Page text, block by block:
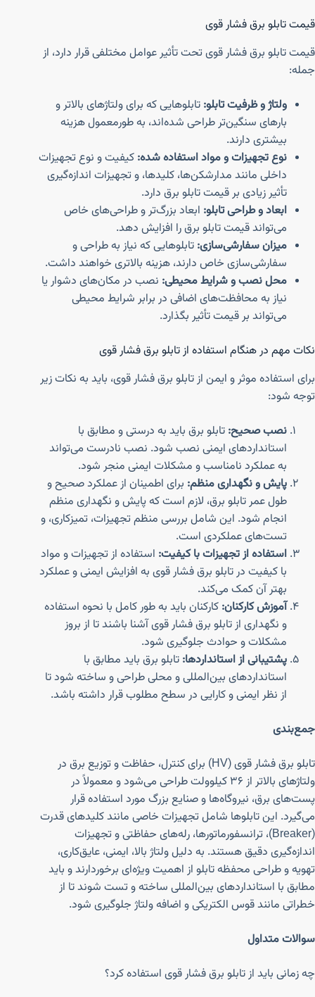
قیمت تابلو برق فشار قوی
قیمت تابلو برق فشار قوی تحت تأثیر عوامل مختلفی قرار دارد، از
جمله:
ولتاژ و ظرفیت تابلو: تابلوهایی که برای ولتاژهای بالاتر و
بارهای سنگین‌تر طراحی شده‌اند، به طورمعمول هزینه
بیشتری دارند.
نوع تجهیزات و مواد استفاده شده: کیفیت و نوع تجهیزات
داخلی مانند مدارشکن‌ها، کلیدها، و تجهیزات اندازه‌گیری
تأثیر زیادی بر قیمت تابلو برق دارد.
ابعاد و طراحی تابلو: ابعاد بزرگ‌تر و طراحی‌های خاص
می‌تواند قیمت تابلو برق را افزایش دهد.
میزان سفارشی‌سازی: تابلوهایی که نیاز به طراحی و
سفارشی‌سازی خاص دارند، هزینه بالاتری خواهند داشت.
محل نصب و شرایط محیطی: نصب در مکان‌های دشوار یا
نیاز به محافظت‌های اضافی در برابر شرایط محیطی
می‌تواند بر قیمت تأثیر بگذارد.
نکات مهم در هنگام استفاده از تابلو برق فشار قوی
برای استفاده موثر و ایمن از تابلو برق فشار قوی، باید به نکات زیر
توجه شود:
نصب صحیح: تابلو برق باید به درستی و مطابق با
استانداردهای ایمنی نصب شود. نصب نادرست می‌تواند
به عملکرد نامناسب و مشکلات ایمنی منجر شود.
پایش و نگهداری منظم: برای اطمینان از عملکرد صحیح و
طول عمر تابلو برق، لازم است که پایش و نگهداری منظم
انجام شود. این شامل بررسی منظم تجهیزات، تمیزکاری، و
تست‌های عملکردی است.
استفاده از تجهیزات با کیفیت: استفاده از تجهیزات و مواد
با کیفیت در تابلو برق فشار قوی به افزایش ایمنی و عملکرد
بهتر آن کمک می‌کند.
آموزش کارکنان: کارکنان باید به طور کامل با نحوه استفاده
و نگهداری از تابلو برق فشار قوی آشنا باشند تا از بروز
مشکلات و حوادث جلوگیری شود.
پشتیبانی از استانداردها: تابلو برق باید مطابق با
استانداردهای بین‌المللی و محلی طراحی و ساخته شود تا
از نظر ایمنی و کارایی در سطح مطلوب قرار داشته باشد.
جمع‌بندی
تابلو برق فشار قوی (HV) برای کنترل، حفاظت و توزیع برق در
ولتاژهای بالاتر از ۳۶ کیلوولت طراحی می‌شود و معمولاً در
پست‌های برق، نیروگاه‌ها و صنایع بزرگ مورد استفاده قرار
می‌گیرد. این تابلوها شامل تجهیزات خاصی مانند کلیدهای قدرت
(Breaker)، ترانسفورماتورها، رله‌های حفاظتی و تجهیزات
اندازه‌گیری دقیق هستند. به دلیل ولتاژ بالا، ایمنی، عایق‌کاری،
تهویه و طراحی محفظه تابلو از اهمیت ویژه‌ای برخوردارند و باید
مطابق با استانداردهای بین‌المللی ساخته و تست شوند تا از
خطراتی مانند قوس الکتریکی و اضافه ولتاژ جلوگیری شود.
سوالات متداول
چه زمانی باید از تابلو برق فشار قوی استفاده کرد؟